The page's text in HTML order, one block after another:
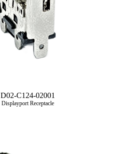
D02-C124-02001
Displayport Receptacle